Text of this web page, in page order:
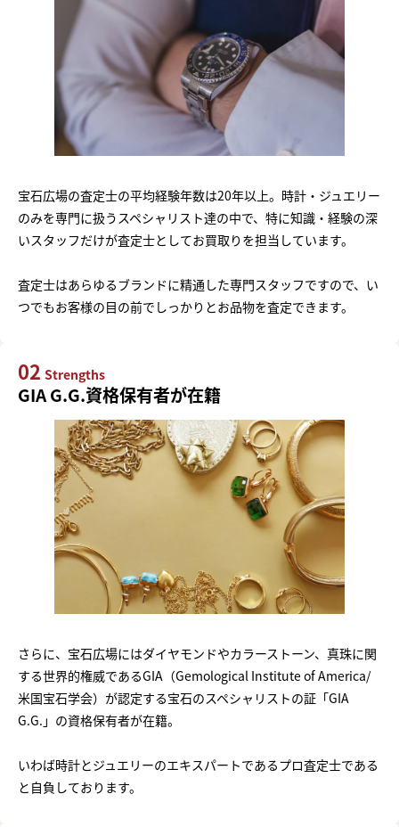
宝石広場の査定士の平均経験年数は20年以上。時計・ジュエリー
のみを専門に扱うスペシャリスト達の中で、特に知識・経験の深
いスタッフだけが査定士としてお買取りを担当しています。
査定士はあらゆるブランドに精通した専門スタッフですので、い
つでもお客様の目の前でしっかりとお品物を査定できます。
02 Strengths
GIA G.G.資格保有者が在籍
さらに、宝石広場にはダイヤモンドやカラーストーン、真珠に関
する世界的権威であるGIA（Gemological Institute of America/
米国宝石学会）が認定する宝石のスペシャリストの証「GIA
G.G.」の資格保有者が在籍。
いわば時計とジュエリーのエキスパートであるプロ査定士である
と自負しております。